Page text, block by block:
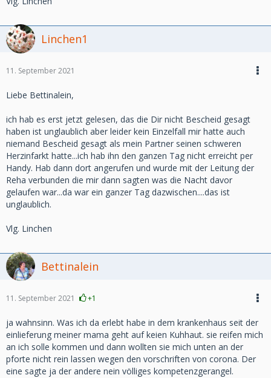
Linchen1
11. September 2021
Liebe Bettinalein,
ich hab es erst jetzt gelesen, das die Dir nicht Bescheid gesagt
haben ist unglaublich aber leider kein Einzelfall mir hatte auch
niemand Bescheid gesagt als mein Partner seinen schweren
Herzinfarkt hatte...ich hab ihn den ganzen Tag nicht erreicht per
Handy. Hab dann dort angerufen und wurde mit der Leitung der
Reha verbunden die mir dann sagten was die Nacht davor
gelaufen war...da war ein ganzer Tag dazwischen....das ist
unglaublich.
Vlg. Linchen
Bettinalein
11. September 2021 +1
ja wahnsinn. Was ich da erlebt habe in dem krankenhaus seit der
einlieferung meiner mama geht auf keien Kuhhaut. sie reifen mich
an ich solle kommen und dann wollten sie mich unten an der
pforte nicht rein lassen wegen den vorschriften von corona. Der
eine sagte ja der andere nein völliges kompetenzgerangel.